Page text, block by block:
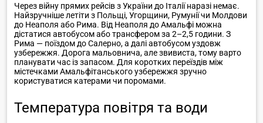
Через війну прямих рейсів з України до Італії наразі немає.
Найзручніше летіти з Польщі, Угорщини, Румунії чи Молдови
до Неаполя або Рима. Від Неаполя до Амальфі можна
дістатися автобусом або трансфером за 2–2,5 години. З
Рима — поїздом до Салерно, а далі автобусом уздовж
узбережжя. Дорога мальовнича, але звивиста, тому варто
планувати час із запасом. Для коротких переїздів між
містечками Амальфітанського узбережжя зручно
користуватися катерами чи поромами.
Температура повітря та води